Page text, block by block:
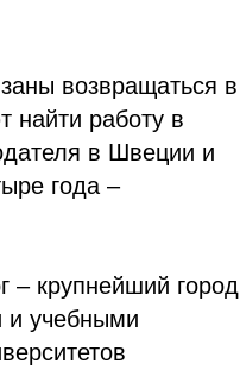
возвращаться в
найти работу в
в Швеции и
года –
– крупнейший город
и учебными